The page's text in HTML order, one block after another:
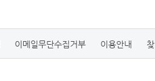
이메일무단수집거부 이용안내